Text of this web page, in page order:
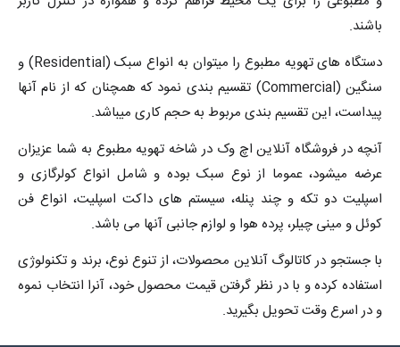
باشند.
دستگاه های تهویه مطبوع را میتوان به انواع سبک (Residential) و
سنگین (Commercial) تقسیم بندی نمود که همچنان که از نام آنها
پیداست، این تقسیم بندی مربوط به حجم کاری میباشد.
آنچه در فروشگاه آنلاین اچ وک در شاخه تهویه مطبوع به شما عزیزان
عرضه میشود، عموما از نوع سبک بوده و شامل انواع کولرگازی و
اسپلیت دو تکه و چند پنله، سیستم های داکت اسپلیت، انواع فن
کوئل و مینی چیلر، پرده هوا و لوازم جانبی آنها می باشد.
با جستجو در کاتالوگ آنلاین محصولات، از تنوع نوع، برند و تکنولوژی
استفاده کرده و با در نظر گرفتن قیمت محصول خود، آنرا انتخاب نموه
و در اسرع وقت تحویل بگیرید.